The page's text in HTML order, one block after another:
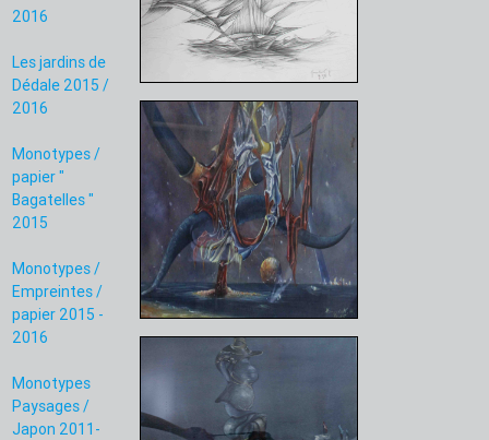
2016
Les jardins de
Dédale 2015 /
2016
Monotypes /
papier "
Bagatelles "
2015
Monotypes /
Empreintes /
papier 2015 -
2016
Monotypes
Paysages /
Japon 2011-